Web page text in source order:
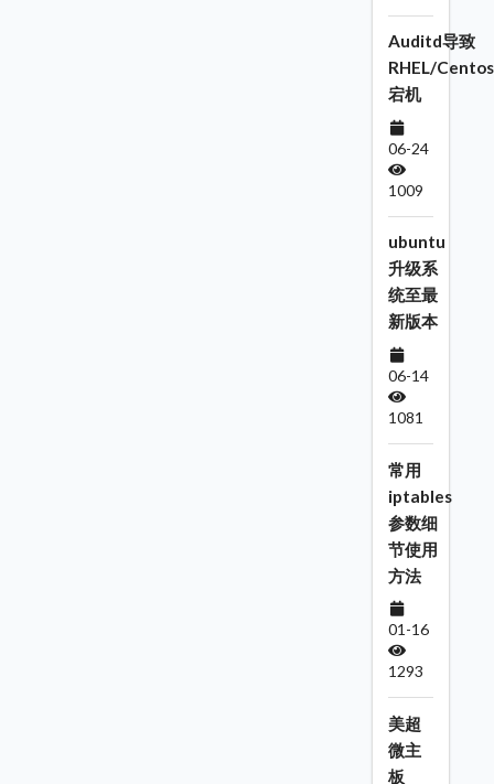
Auditd导致
RHEL/Centos
宕机
06-24
1009
ubuntu
升级系
统至最
新版本
06-14
1081
常用
iptables
参数细
节使用
方法
01-16
1293
美超
微主
板